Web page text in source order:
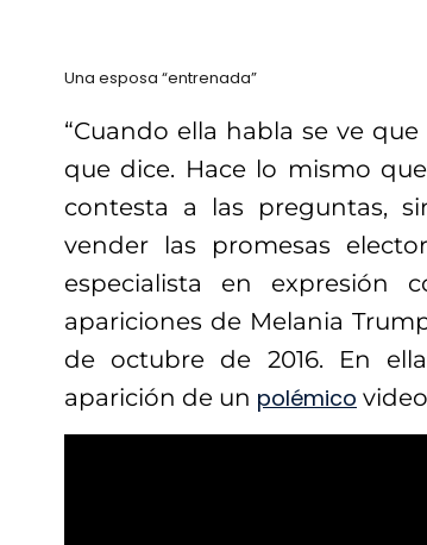
Una esposa “entrenada”
“Cuando ella habla se ve
que dice. Hace lo mismo
contesta a las preguntas,
vender las promesas
especialista en expresión
apariciones de Melania
de octubre de 2016. En
aparición de un polémico